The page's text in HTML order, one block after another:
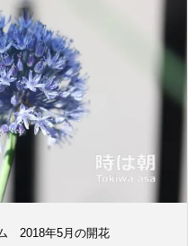
2018年5月の開花